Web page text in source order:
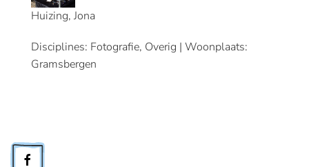
Huizing, Jona
Disciplines: Fotografie, Overig | Woonplaats:
Gramsbergen